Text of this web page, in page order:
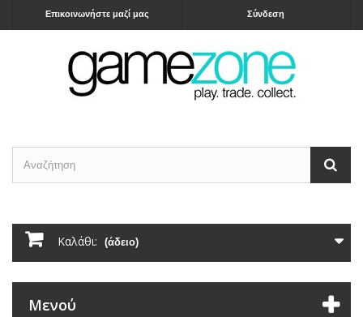
Σύνδεση
Επικοινωνήστε μαζί μας
Καλάθι: (άδειο)
Μενού